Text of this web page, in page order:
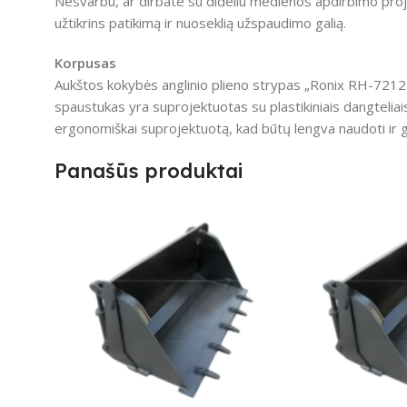
užtikrins patikimą ir nuoseklią užspaudimo galią.
Korpusas
Aukštos kokybės anglinio plieno strypas „Ronix RH-
spaustukas yra suprojektuotas su plastikiniais
ergonomiškai suprojektuotą, kad būtų lengva naudoti ir
Panašūs produktai